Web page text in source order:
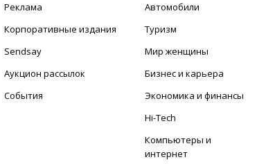
Реклама
Корпоративные издания
Sendsay
Аукцион рассылок
События
Автомобили
Туризм
Мир женщины
Бизнес и карьера
Экономика и финансы
Hi-Tech
Компьютеры и
интернет